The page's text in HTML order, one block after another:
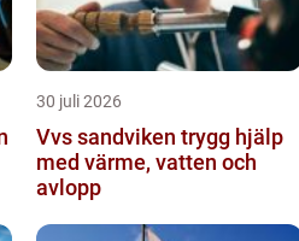
30 juli 2026
Vvs sandviken trygg hjälp
med värme, vatten och
avlopp